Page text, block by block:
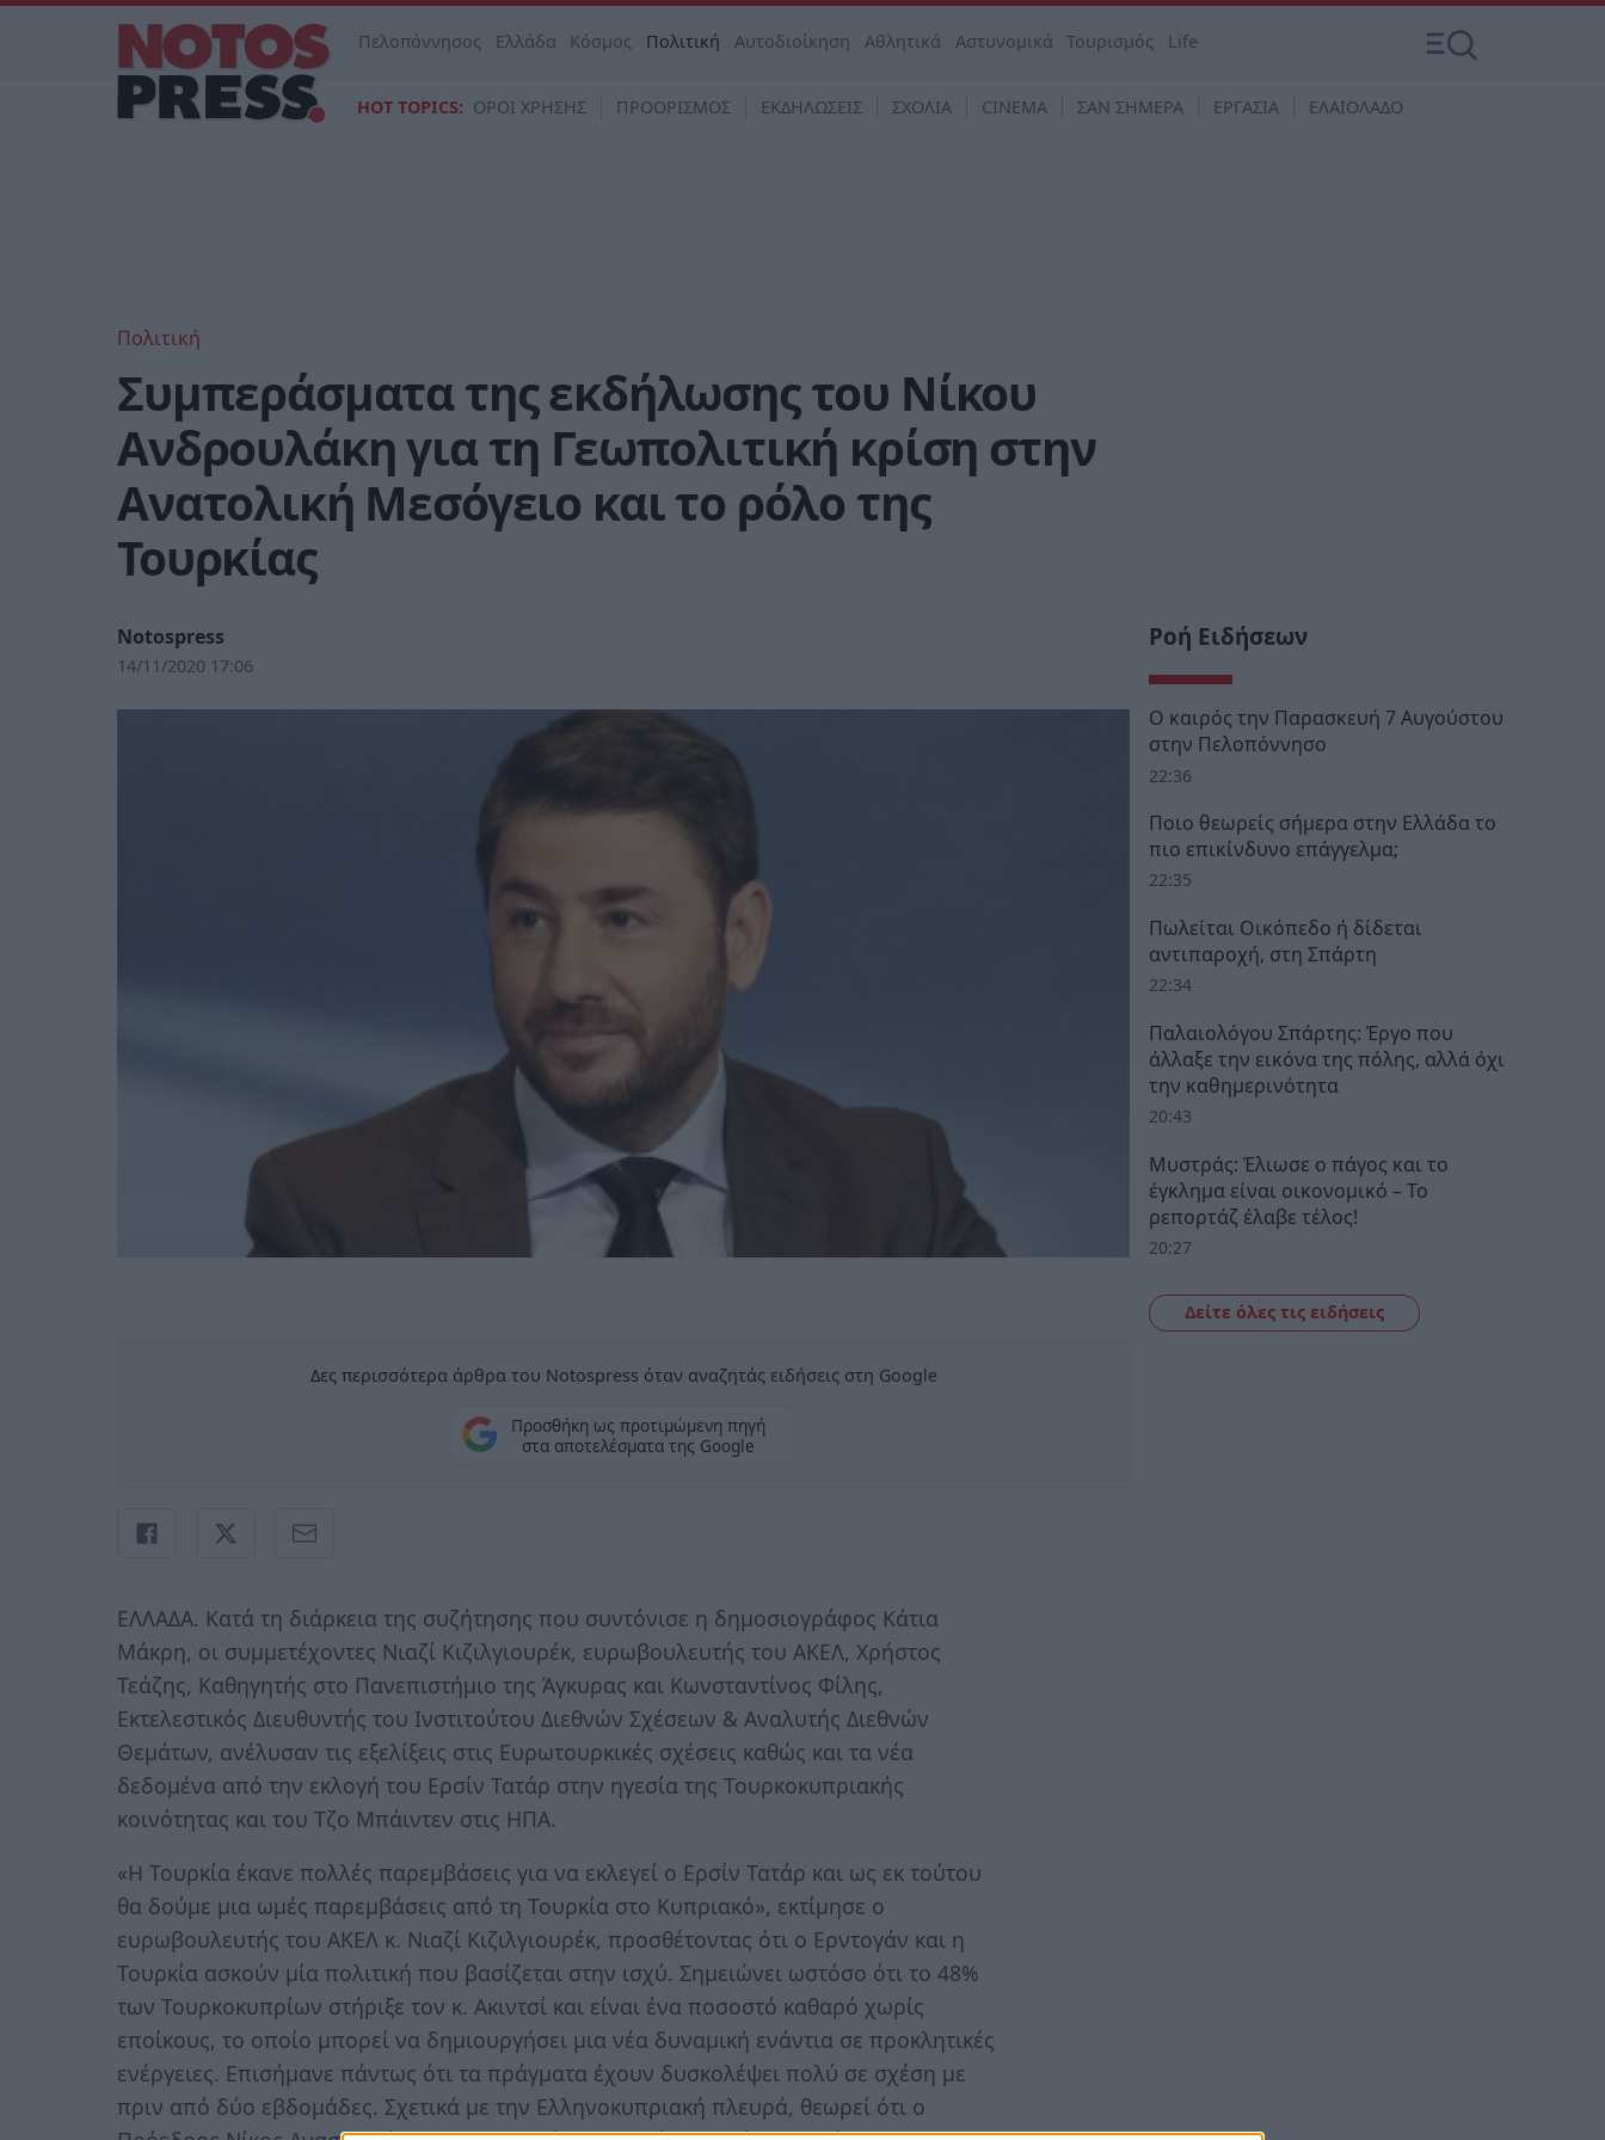
Πελοπόννησος Ελλάδα Κόσμος Πολιτική Αυτοδιοίκηση Αθλητικά Αστυνομικά Τουρισμός Life
HOT TOPICS: ΟΡΟΙ ΧΡΗΣΗΣ ΠΡΟΟΡΙΣΜΟΣ ΕΚΔΗΛΩΣΕΙΣ ΣΧΟΛΙΑ CINEMA ΣΑΝ ΣΗΜΕΡΑ ΕΡΓΑΣΙΑ ΕΛΑΙΟΛΑΔΟ
Πολιτική
Συμπεράσματα της εκδήλωσης του Νίκου
Ανδρουλάκη για τη Γεωπολιτική κρίση στην
Ανατολική Μεσόγειο και το ρόλο της
Τουρκίας
Notospress
14/11/2020 17:06
Δες περισσότερα άρθρα του Notospress όταν αναζητάς ειδήσεις στη Google
Προσθήκη ως προτιμώμενη πηγή
στα αποτελέσματα της Google
ΕΛΛΑΔΑ. Κατά τη διάρκεια της συζήτησης που συντόνισε η δημοσιογράφος Κάτια
Μάκρη, οι συμμετέχοντες Νιαζί Κιζιλγιουρέκ, ευρωβουλευτής του ΑΚΕΛ, Χρήστος
Τεάζης, Καθηγητής στο Πανεπιστήμιο της Άγκυρας και Κωνσταντίνος Φίλης,
Εκτελεστικός Διευθυντής του Ινστιτούτου Διεθνών Σχέσεων & Αναλυτής Διεθνών
Θεμάτων, ανέλυσαν τις εξελίξεις στις Ευρωτουρκικές σχέσεις καθώς και τα νέα
δεδομένα από την εκλογή του Ερσίν Τατάρ στην ηγεσία της Τουρκοκυπριακής
κοινότητας και του Τζο Μπάιντεν στις ΗΠΑ.
«Η Τουρκία έκανε πολλές παρεμβάσεις για να εκλεγεί ο Ερσίν Τατάρ και ως εκ τούτου
θα δούμε μια ωμές παρεμβάσεις από τη Τουρκία στο Κυπριακό», εκτίμησε ο
ευρωβουλευτής του ΑΚΕΛ κ. Νιαζί Κιζιλγιουρέκ, προσθέτοντας ότι ο Ερντογάν και η
Τουρκία ασκούν μία πολιτική που βασίζεται στην ισχύ. Σημειώνει ωστόσο ότι το 48%
των Τουρκοκυπρίων στήριξε τον κ. Ακιντσί και είναι ένα ποσοστό καθαρό χωρίς
εποίκους, το οποίο μπορεί να δημιουργήσει μια νέα δυναμική ενάντια σε προκλητικές
ενέργειες. Επισήμανε πάντως ότι τα πράγματα έχουν δυσκολέψει πολύ σε σχέση με
πριν από δύο εβδομάδες. Σχετικά με την Ελληνοκυπριακή πλευρά, θεωρεί ότι ο
Ροή Ειδήσεων
Ο καιρός την Παρασκευή 7 Αυγούστου
στην Πελοπόννησο
22:36
Ποιο θεωρείς σήμερα στην Ελλάδα το
πιο επικίνδυνο επάγγελμα;
22:35
Πωλείται Οικόπεδο ή δίδεται
αντιπαροχή, στη Σπάρτη
22:34
Παλαιολόγου Σπάρτης: Έργο που
άλλαξε την εικόνα της πόλης, αλλά όχι
την καθημερινότητα
20:43
Μυστράς: Έλιωσε ο πάγος και το
έγκλημα είναι οικονομικό – Το
ρεπορτάζ έλαβε τέλος!
20:27
Δείτε όλες τις ειδήσεις